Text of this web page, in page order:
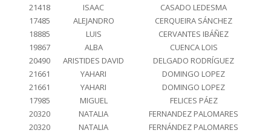
21418
ISAAC
CASADO LEDESMA
17485
ALEJANDRO
CERQUEIRA SÁNCHEZ
18885
LUIS
CERVANTES IBÁÑEZ
19867
ALBA
CUENCA LOIS
20490
ARISTIDES DAVID
DELGADO RODRÍGUEZ
21661
YAHARI
DOMINGO LOPEZ
21661
YAHARI
DOMINGO LOPEZ
17985
MIGUEL
FELICES PÁEZ
20320
NATALIA
FERNANDEZ PALOMARES
20320
NATALIA
FERNÁNDEZ PALOMARES